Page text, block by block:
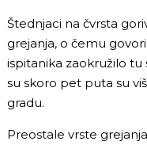
Štednjaci na čvrsta
grejanja, o čemu
ispitanika zaokružilo tu
su skoro pet puta su
gradu.
Preostale vrste